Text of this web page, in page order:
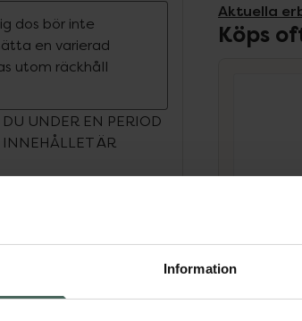
Information
Aktuella
Köps
dos bör inte
en varierad
utom räckhåll
UNDER EN PERIOD
ÄR
är sömnen viktig,
Great Earths
för en god natts sömn.
du sover ger
de behöver för